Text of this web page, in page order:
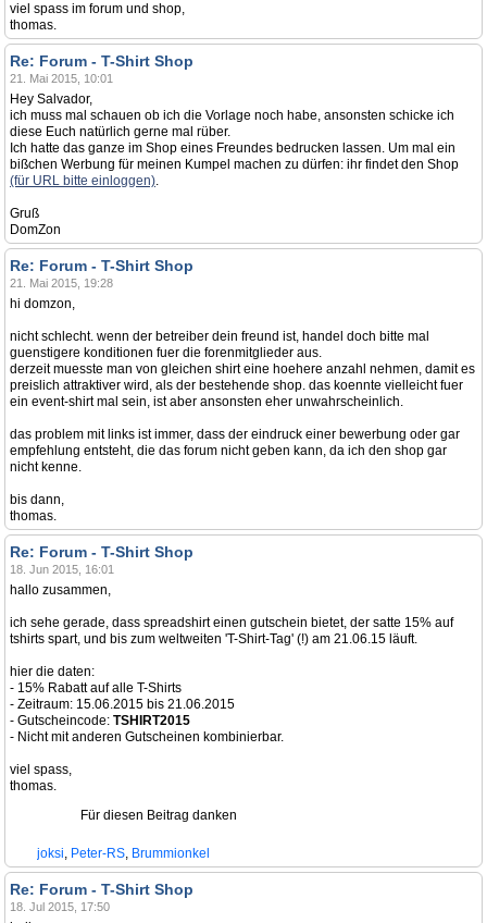
viel spass im forum und shop,
thomas.
Re: Forum - T-Shirt Shop
21. Mai 2015, 10:01
Hey Salvador,
ich muss mal schauen ob ich die Vorlage noch habe, ansonsten schicke ich
diese Euch natürlich gerne mal rüber.
Ich hatte das ganze im Shop eines Freundes bedrucken lassen. Um mal ein
bißchen Werbung für meinen Kumpel machen zu dürfen: ihr findet den Shop
(für URL bitte einloggen).
Gruß
DomZon
Re: Forum - T-Shirt Shop
21. Mai 2015, 19:28
hi domzon,
nicht schlecht. wenn der betreiber dein freund ist, handel doch bitte mal
guenstigere konditionen fuer die forenmitglieder aus.
derzeit muesste man von gleichen shirt eine hoehere anzahl nehmen, damit es
preislich attraktiver wird, als der bestehende shop. das koennte vielleicht fuer
ein event-shirt mal sein, ist aber ansonsten eher unwahrscheinlich.
das problem mit links ist immer, dass der eindruck einer bewerbung oder gar
empfehlung entsteht, die das forum nicht geben kann, da ich den shop gar
nicht kenne.
bis dann,
thomas.
Re: Forum - T-Shirt Shop
18. Jun 2015, 16:01
hallo zusammen,
ich sehe gerade, dass spreadshirt einen gutschein bietet, der satte 15% auf
tshirts spart, und bis zum weltweiten 'T-Shirt-Tag' (!) am 21.06.15 läuft.
hier die daten:
- 15% Rabatt auf alle T-Shirts
- Zeitraum: 15.06.2015 bis 21.06.2015
- Gutscheincode: TSHIRT2015
- Nicht mit anderen Gutscheinen kombinierbar.
viel spass,
thomas.
Für diesen Beitrag danken
joksi, Peter-RS, Brummionkel
Re: Forum - T-Shirt Shop
18. Jul 2015, 17:50